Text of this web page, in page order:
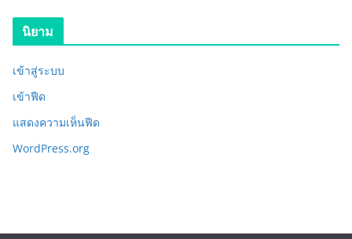
นิยาม
เข้าสู่ระบบ
เข้าฟีด
แสดงความเห็นฟีด
WordPress.org